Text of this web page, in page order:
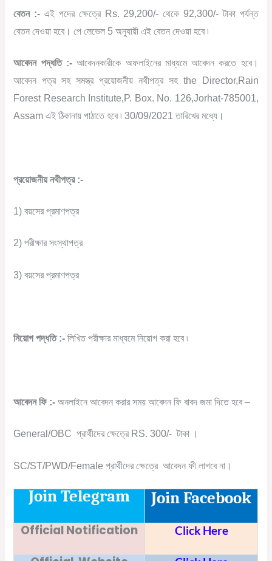
বেতন :-এই পদের ক্ষেত্রে Rs. 29,200/- থেকে 92,300/- টাকা পর্যন্ত
বেতন দেওয়া হবে। পে লেভেল 5 অনুযায়ী এই বেতন দেওয়া হবে ৷
আবেদন পদ্ধতি :-আবেদনকারীকে অফলাইনের মাধ্যমে আবেদন করতে হবে।
আবেদন পত্র সহ সমস্ত্র প্রয়োজনীয় নথীপত্র সহ the Director,Rain
Forest Research Institute,P. Box. No. 126,Jorhat-785001,
Assam এই ঠিকানায় পাঠাতে হবে ৷ 30/09/2021 তারিখের মধ্যে।
প্রয়োজনীয় নথীপত্র :-
1) বয়সের প্রমাণপত্র
2) পরীক্ষার সংস্থাপত্র
3) বয়সের প্রমাণপত্র
নিয়োগ পদ্ধতি :- লিখিত পরীক্ষার মাধ্যমে নিয়োগ করা হবে ৷
আবেদন ফি :- অনলাইনে আবেদন করার সময় আবেদন ফি বাবদ জমা দিতে হবে –
General/OBC প্রার্থীদের ক্ষেত্রে RS. 300/- টাকা ।
SC/ST/PWD/Female প্রার্থীদের ক্ষেত্রে আবেদন ফী লাগবে না।
Join Telegram Join Facebook
Official Notification Click Here